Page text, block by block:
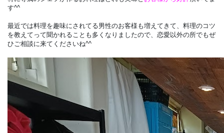
す^^
最近では料理を趣味にされてる男性のお客様も増えてきて、 料理のコツ
を教えて って聞かれることも多くなりましたので、 恋愛以外の所でもぜ
ひご相談に来てくださいね^^